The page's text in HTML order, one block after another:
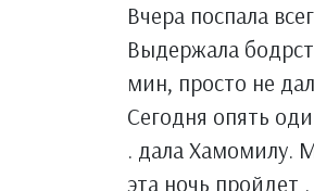
Вчера поспала
Выдержала
мин, просто не
Сегодня опять
. дала Хамомилу.
эта ночь пройдет